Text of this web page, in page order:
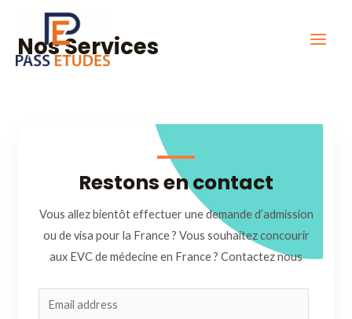
contenu
Menu
Nos Services
Restons en contact
Vous allez bientôt effectuer une demande d’admission
ou de visa pour la France ? Vous souhaitez concourir
aux EVC de médecine en France ? Contactez nous